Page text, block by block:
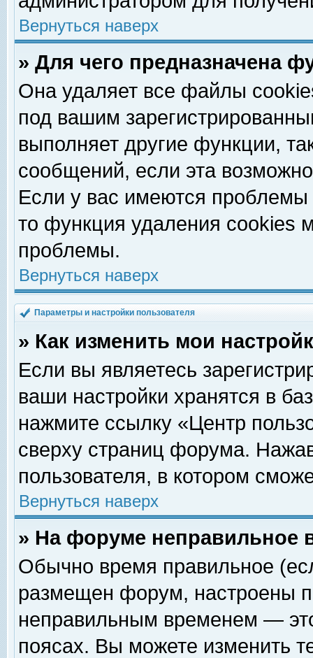
Вернуться наверх
» Для чего предназначена
Она удаляет все файлы
под вашим
выполняет другие функции,
сообщений, если эта
Если у вас имеются
то функция удаления cookies
проблемы.
Вернуться наверх
Параметры и настройки пользователя
» Как изменить мои
Если вы являетесь
ваши настройки хранятся в
нажмите ссылку «Центр
сверху страниц форума.
пользователя, в котором
Вернуться наверх
» На форуме неправильное
Обычно время правильное
размещен форум, настроены
неправильным временем —
поясах. Вы можете изменить